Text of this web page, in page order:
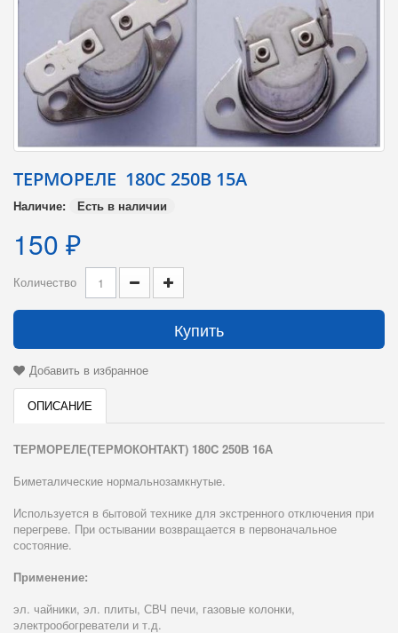
ТЕРМОРЕЛЕ 180С 250В 15А
Наличие: Есть в наличии
150 ₽
Количество
Купить
Добавить в избранное
ОПИСАНИЕ
ТЕРМОРЕЛЕ(ТЕРМОКОНТАКТ) 180C 250В 16А
Биметалические нормальнозамкнутые.
Используется в бытовой технике для экстренного отключения при
перегреве. При остывании возвращается в первоначальное
состояние.
Применение:
эл. чайники, эл. плиты, СВЧ печи, газовые колонки,
электрообогреватели и т.д.